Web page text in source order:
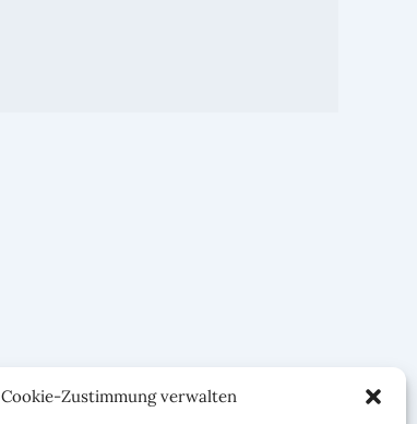
Cookie-Zustimmung verwalten